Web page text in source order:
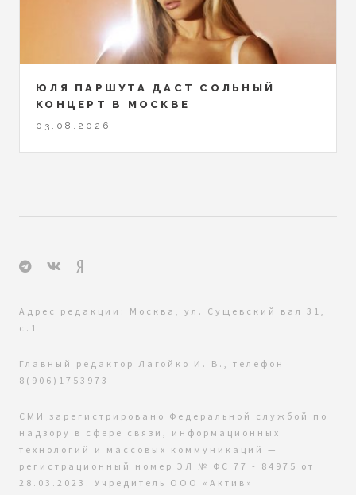
ЮЛЯ ПАРШУТА ДАСТ СОЛЬНЫЙ
КОНЦЕРТ В МОСКВЕ
03.08.2026
Адрес редакции: Москва, ул. Сущевский вал 31,
с.1
Главный редактор Лагойко И. В., телефон
8(906)1753973
СМИ зарегистрировано Федеральной службой по
надзору в сфере связи, информационных
технологий и массовых коммуникаций —
регистрационный номер ЭЛ № ФС 77 - 84975 от
28.03.2023. Учредитель ООО «Актив»